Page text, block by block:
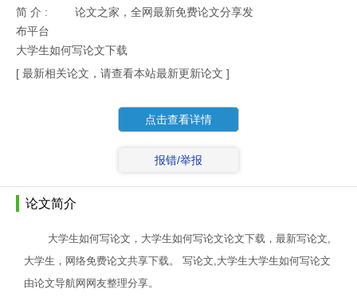
简 介 :
论文之家，全网最新免费论文分享发
布平台
大学生如何写论文下载
[ 最新相关论文，请查看本站最新更新论文 ]
点击查看详情
报错/举报
论文简介
大学生如何写论文，大学生如何写论文论文下载，最新写论文,
大学生，网络免费论文共享下载。 写论文,大学生大学生如何写论文
由论文导航网网友整理分享。